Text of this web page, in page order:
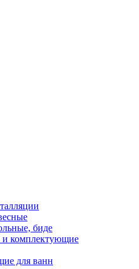
биде
и комплектующие
для ванн